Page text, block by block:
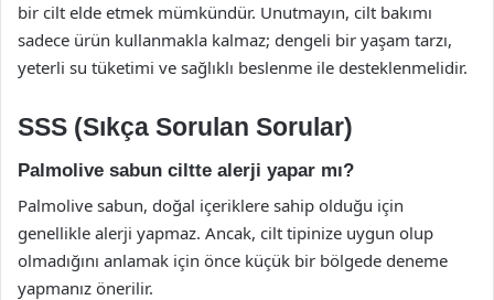
bir cilt elde etmek mümkündür. Unutmayın, cilt bakımı
sadece ürün kullanmakla kalmaz; dengeli bir yaşam tarzı,
yeterli su tüketimi ve sağlıklı beslenme ile desteklenmelidir.
SSS (Sıkça Sorulan Sorular)
Palmolive sabun ciltte alerji yapar mı?
Palmolive sabun, doğal içeriklere sahip olduğu için
genellikle alerji yapmaz. Ancak, cilt tipinize uygun olup
olmadığını anlamak için önce küçük bir bölgede deneme
yapmanız önerilir.